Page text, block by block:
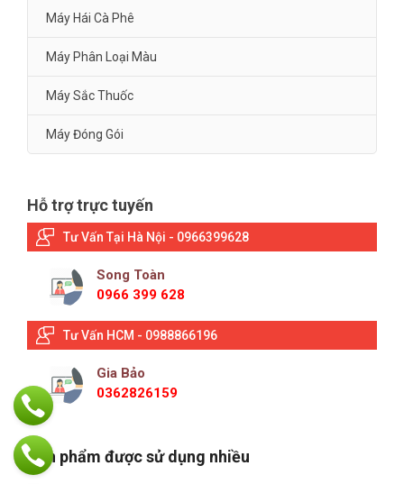
Máy Hái Cà Phê
Máy Phân Loại Màu
Máy Sắc Thuốc
Máy Đóng Gói
Hỗ trợ trực tuyến
Tư Vấn Tại Hà Nội - 0966399628
Song Toàn
0966 399 628
Tư Vấn HCM - 0988866196
Gia Bảo
0362826159
Sản phẩm được sử dụng nhiều